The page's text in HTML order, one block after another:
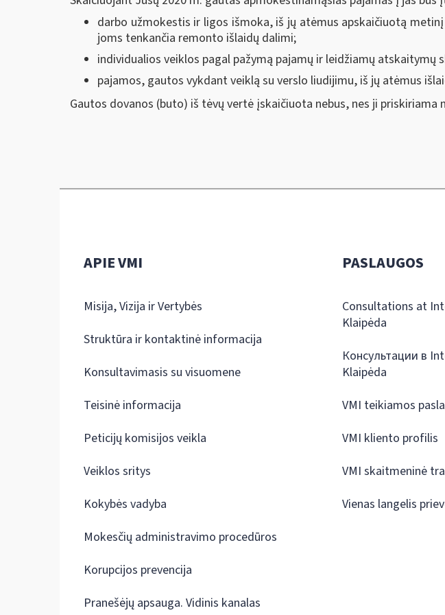
darbo užmokestis ir ligos išmoka, iš jų atėmus apskaičiuotą
joms tenkančia remonto išlaidų dalimi;
individualios veiklos pagal pažymą pajamų ir leidžiamų
pajamos, gautos vykdant veiklą su verslo liudijimu, iš jų atėmus
Gautos dovanos (buto) iš tėvų vertė įskaičiuota nebus, nes ji
APIE VMI
Misija, Vizija ir Vertybės
Struktūra ir kontaktinė informacija
Konsultavimasis su visuomene
Teisinė informacija
Peticijų komisijos veikla
Veiklos sritys
Kokybės vadyba
Mokesčių administravimo procedūros
Korupcijos prevencija
Pranešėjų apsauga. Vidinis kanalas
PASLAUGOS
Consultations at
Klaipėda
Консультации в
Klaipėda
VMI teikiamos
VMI kliento profilis
VMI skaitmeninė
Vienas langelis